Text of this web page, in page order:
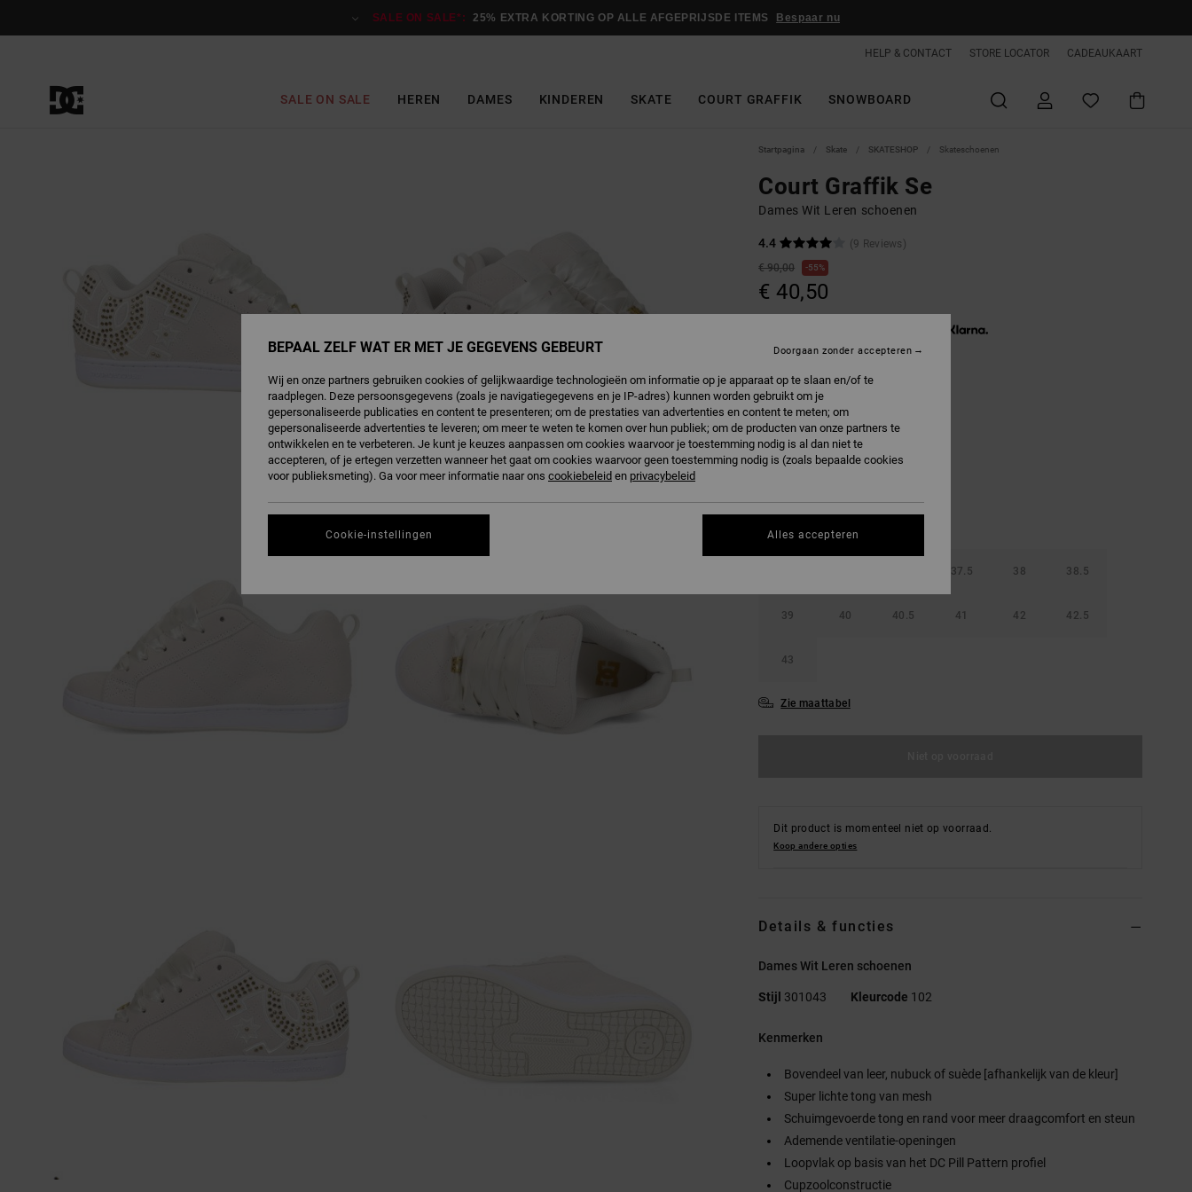
SALE ON SALE*: 25% EXTRA KORTING OP ALLE AFGEPRIJSDE ITEMS Bespaar nu
HELP & CONTACT STORE LOCATOR CADEAUKAART
SALE ON SALE HEREN DAMES KINDEREN SKATE COURT GRAFFIK SNOWBOARD
Startpagina Skate SKATESHOP Skateschoenen
Court Graffik Se
Dames Wit Leren schoenen
4.4
(9 Reviews)
€ 90,00
55%
€ 40,50
SALE ON SALE 25% EXTRA
Kleur Off White/gold
37.5 38 38.5
39 40 40.5 41 42 42.5
43
Zie maattabel
Dit product is momenteel niet op voorraad.
Koop andere opties
Details & functies
Dames Wit Leren schoenen
Stijl 301043 Kleurcode 102
Kenmerken
Bovendeel van leer, nubuck of suède [afhankelijk van de kleur]
Super lichte tong van mesh
Schuimgevoerde tong en rand voor meer draagcomfort en steun
Ademende ventilatie-openingen
Loopvlak op basis van het DC Pill Pattern profiel
Cupzoolconstructie
BEPAAL ZELF WAT ER MET JE GEGEVENS GEBEURT
Wij en onze partners gebruiken cookies of gelijkwaardige technologieën om informatie op je apparaat op te slaan en/of te
raadplegen. Deze persoonsgegevens (zoals je navigatiegegevens en je IP-adres) kunnen worden gebruikt om je
gepersonaliseerde publicaties en content te presenteren; om de prestaties van advertenties en content te meten; om
gepersonaliseerde advertenties te leveren; om meer te weten te komen over hun publiek; om de producten van onze partners te
ontwikkelen en te verbeteren. Je kunt je keuzes aanpassen om cookies waarvoor je toestemming nodig is al dan niet te
accepteren, of je ertegen verzetten wanneer het gaat om cookies waarvoor geen toestemming nodig is (zoals bepaalde cookies
voor publieksmeting). Ga voor meer informatie naar ons cookiebeleid en privacybeleid
Cookie-instellingen
Doorgaan zonder accepteren
Alles accepteren